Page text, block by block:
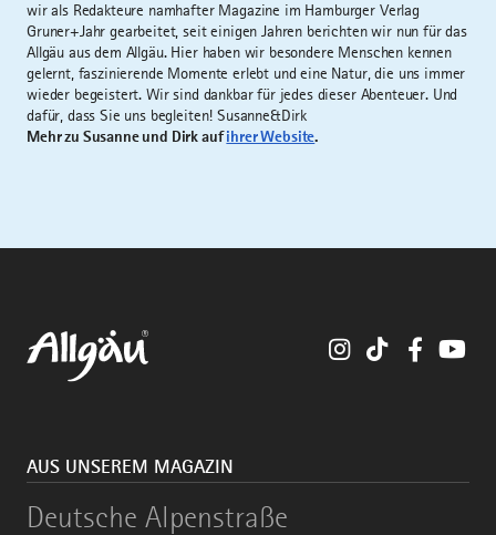
wir als Redakteure namhafter Magazine im Hamburger Verlag
Gruner+Jahr gearbeitet, seit einigen Jahren berichten wir nun für das
Allgäu aus dem Allgäu. Hier haben wir besondere Menschen kennen
gelernt, faszinierende Momente erlebt und eine Natur, die uns immer
wieder begeistert. Wir sind dankbar für jedes dieser Abenteuer. Und
dafür, dass Sie uns begleiten! Susanne&Dirk
Mehr zu Susanne und Dirk aufihrer Website.
InstagramTikTok
AUS UNSEREM MAGAZIN
Deutsche Alpenstraße
Deutsche
Alpenstraße